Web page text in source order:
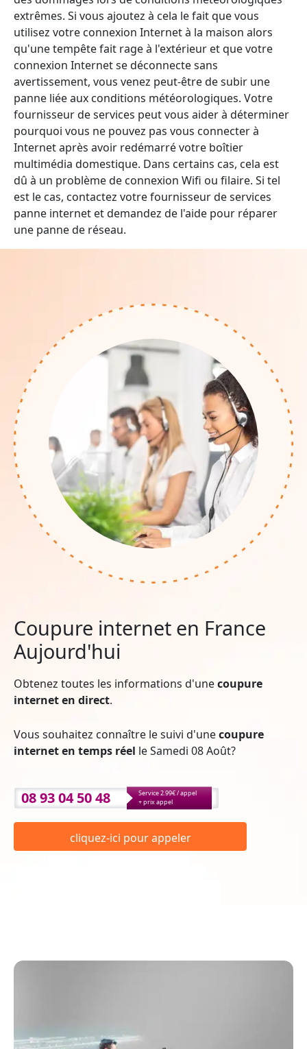
extrêmes. Si vous ajoutez à cela le fait que vous
utilisez votre connexion Internet à la maison alors
qu'une tempête fait rage à l'extérieur et que votre
connexion Internet se déconnecte sans
avertissement, vous venez peut-être de subir une
panne liée aux conditions météorologiques. Votre
fournisseur de services peut vous aider à déterminer
pourquoi vous ne pouvez pas vous connecter à
Internet après avoir redémarré votre boîtier
multimédia domestique. Dans certains cas, cela est
dû à un problème de connexion Wifi ou filaire. Si tel
est le cas, contactez votre fournisseur de services
panne internet et demandez de l'aide pour réparer
une panne de réseau.
Coupure internet en France
Aujourd'hui
Obtenez toutes les informations d'unecoupure
internet en direct.
Vous souhaitez connaître le suivi d'unecoupure
internet en temps réel le Samedi 08 Août?
08 93 04 50 48
Service 2.99€ / appel
+ prix appel
cliquez-ici pour appeler